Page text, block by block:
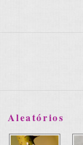
Aleatórios